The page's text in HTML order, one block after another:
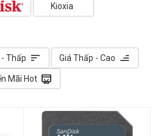
Kioxia
- Thấp sort Giá Thấp - Cao sort
Mãi Hot redeem